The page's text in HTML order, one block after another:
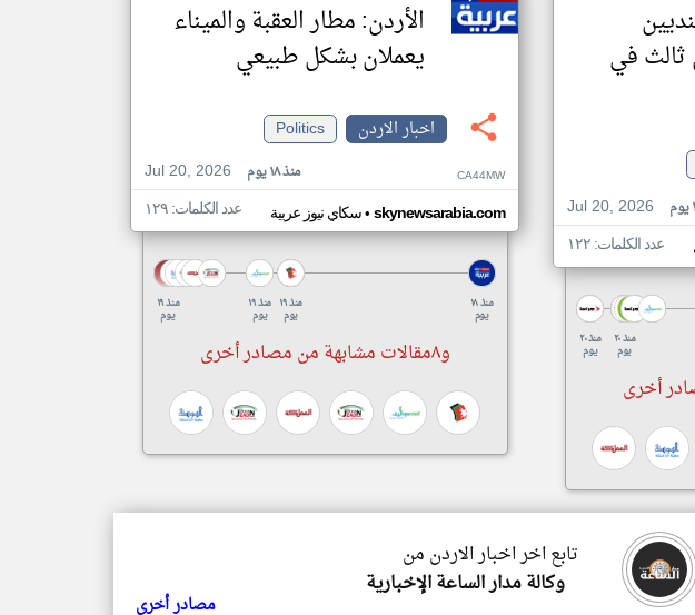
ثالث في
Jul 20, 2026
عدد الكلمات: ١٢٢
منذ ٢٠
يوم
منذ ٢٠
يوم
الأردن: مطار العقبة والميناء
يعملان بشكل طبيعي
اخبار الاردن
Politics
Jul 20, 2026
منذ ١٨ يوم CA44MW
سكاي نيوز عربية• skynewsarabia.com عدد الكلمات: ١٢٩
منذ ١٩
يوم
منذ ١٩
يوم
منذ ١٩
يوم
منذ ١٨
يوم
و٨مقالات مشابهة من مصادر أخرى
تابع اخر اخبار الاردن من
وكالة مدار الساعة الإخبارية
مصادر أخرى